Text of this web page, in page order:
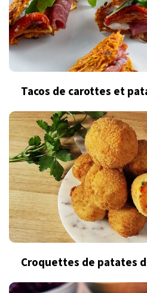
Tacos de carottes et
Croquettes de patates